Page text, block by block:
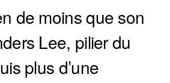
de moins que son
Lee, pilier du
plus d’une